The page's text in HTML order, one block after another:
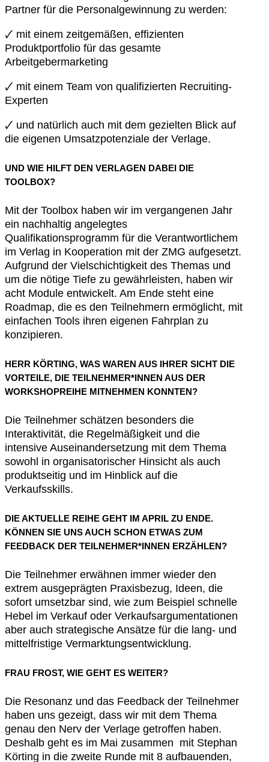
Partner für die Personalgewinnung zu werden:
🗸 mit einem zeitgemäßen, effizienten
Produktportfolio für das gesamte
Arbeitgebermarketing
🗸 mit einem Team von qualifizierten Recruiting-
Experten
🗸 und natürlich auch mit dem gezielten Blick auf
die eigenen Umsatzpotenziale der Verlage.
UND WIE HILFT DEN VERLAGEN DABEI DIE
TOOLBOX?
Mit der Toolbox haben wir im vergangenen Jahr
ein nachhaltig angelegtes
Qualifikationsprogramm für die Verantwortlichem
im Verlag in Kooperation mit der ZMG aufgesetzt.
Aufgrund der Vielschichtigkeit des Themas und
um die nötige Tiefe zu gewährleisten, haben wir
acht Module entwickelt. Am Ende steht eine
Roadmap, die es den Teilnehmern ermöglicht, mit
einfachen Tools ihren eigenen Fahrplan zu
konzipieren.
HERR KÖRTING, WAS WAREN AUS IHRER SICHT DIE
VORTEILE, DIE TEILNEHMER*INNEN AUS DER
WORKSHOPREIHE MITNEHMEN KONNTEN?
Die Teilnehmer schätzen besonders die
Interaktivität, die Regelmäßigkeit und die
intensive Auseinandersetzung mit dem Thema
sowohl in organisatorischer Hinsicht als auch
produktseitig und im Hinblick auf die
Verkaufsskills.
DIE AKTUELLE REIHE GEHT IM APRIL ZU ENDE.
KÖNNEN SIE UNS AUCH SCHON ETWAS ZUM
FEEDBACK DER TEILNEHMER*INNEN ERZÄHLEN?
Die Teilnehmer erwähnen immer wieder den
extrem ausgeprägten Praxisbezug, Ideen, die
sofort umsetzbar sind, wie zum Beispiel schnelle
Hebel im Verkauf oder Verkaufsargumentationen
aber auch strategische Ansätze für die lang- und
mittelfristige Vermarktungsentwicklung.
FRAU FROST, WIE GEHT ES WEITER?
Die Resonanz und das Feedback der Teilnehmer
haben uns gezeigt, dass wir mit dem Thema
genau den Nerv der Verlage getroffen haben.
Deshalb geht es im Mai zusammen mit Stephan
Körting in die zweite Runde mit 8 aufbauenden,